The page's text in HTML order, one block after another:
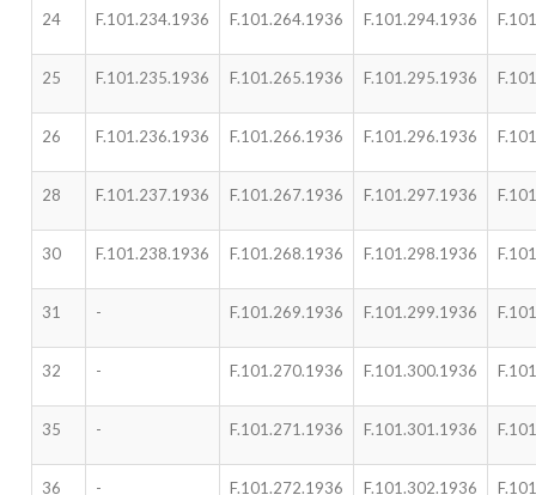
24 F.101.234.1936 F.101.264.1936 F.101.294.1936
25 F.101.235.1936 F.101.265.1936 F.101.295.1936
26 F.101.236.1936 F.101.266.1936 F.101.296.1936
28 F.101.237.1936 F.101.267.1936 F.101.297.1936
30 F.101.238.1936 F.101.268.1936 F.101.298.1936
31 - F.101.269.1936 F.101.299.1936
32 - F.101.270.1936 F.101.300.1936
35 - F.101.271.1936 F.101.301.1936
36 - F.101.272.1936 F.101.302.1936